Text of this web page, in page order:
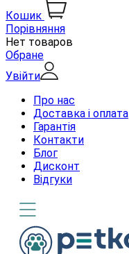
Кошик
Порівняння
Нет товаров
Обране
Увійти
Про нас
Доставка і оплата
Гарантія
Контакти
Блог
Дисконт
Відгуки